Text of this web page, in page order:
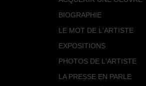
BIOGRAPHIE
LE MOT DE L'ARTISTE
EXPOSITIONS
PHOTOS DE L'ARTISTE
LA PRESSE EN PARLE